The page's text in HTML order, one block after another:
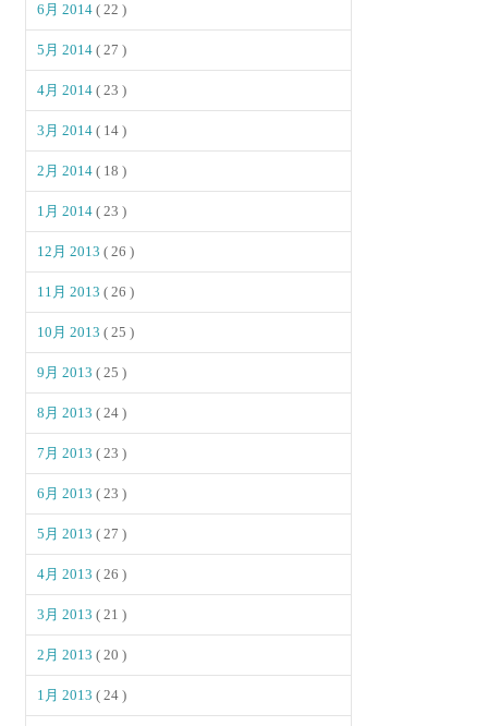
6月 2014( 22 )
5月 2014( 27 )
4月 2014( 23 )
3月 2014( 14 )
2月 2014( 18 )
1月 2014( 23 )
12月 2013( 26 )
11月 2013( 26 )
10月 2013( 25 )
9月 2013( 25 )
8月 2013( 24 )
7月 2013( 23 )
6月 2013( 23 )
5月 2013( 27 )
4月 2013( 26 )
3月 2013( 21 )
2月 2013( 20 )
1月 2013( 24 )